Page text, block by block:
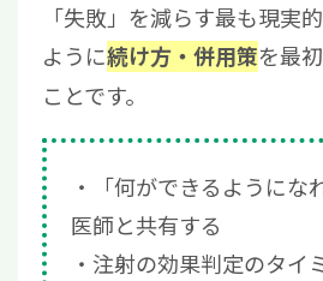
「失敗」を減らす最も現実
ように続け方・併用策を最
ことです。
「何ができるようにな
医師と共有する
注射の効果判定のタイ